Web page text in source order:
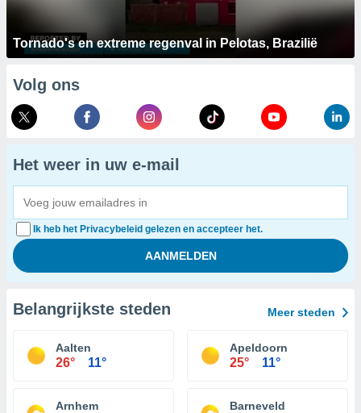
Tornado's en extreme regenval in Pelotas, Brazilië
Volg ons
Het weer in uw e-mail
Ik heb het Privacybeleid gelezen en accepteer het.
Belangrijkste steden Meer steden
Aalten
26° 11°
Apeldoorn
25° 11°
Arnhem Barneveld